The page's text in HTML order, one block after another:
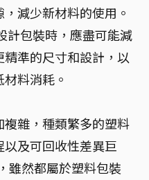
減少新材料的使用。
計包裝時，應盡可能減
準的尺寸和設計，以
料消耗。
雜，種類繁多的塑料
及可回收性差異巨
雖然都屬於塑料包裝